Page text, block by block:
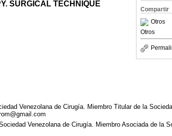
Compartir
Otros
Otros
SURGICAL TECHNIQUE
Venezolana de Cirugía. Miembro Titular de la
Venezolana de Cirugía. Miembro Asociada de la